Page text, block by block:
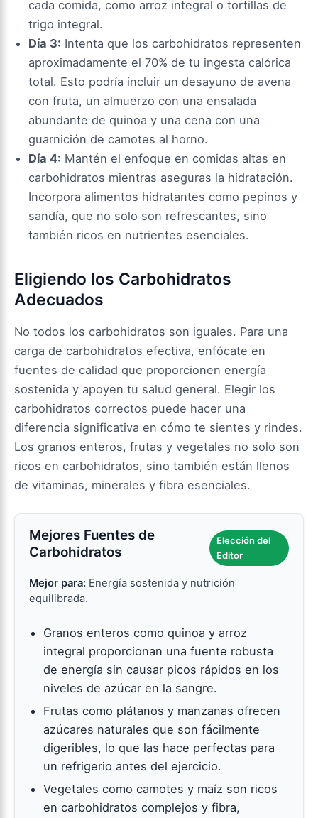
cada comida, como arroz integral o tortillas de
trigo integral.
Día 3: Intenta que los carbohidratos representen
aproximadamente el 70% de tu ingesta calórica
total. Esto podría incluir un desayuno de avena
con fruta, un almuerzo con una ensalada
abundante de quinoa y una cena con una
guarnición de camotes al horno.
Día 4: Mantén el enfoque en comidas altas en
carbohidratos mientras aseguras la hidratación.
Incorpora alimentos hidratantes como pepinos y
sandía, que no solo son refrescantes, sino
también ricos en nutrientes esenciales.
Eligiendo los Carbohidratos
Adecuados
No todos los carbohidratos son iguales. Para una
carga de carbohidratos efectiva, enfócate en
fuentes de calidad que proporcionen energía
sostenida y apoyen tu salud general. Elegir los
carbohidratos correctos puede hacer una
diferencia significativa en cómo te sientes y rindes.
Los granos enteros, frutas y vegetales no solo son
ricos en carbohidratos, sino también están llenos
de vitaminas, minerales y fibra esenciales.
Mejores Fuentes de
Carbohidratos
Elección del
Editor
Mejor para: Energía sostenida y nutrición
equilibrada.
Granos enteros como quinoa y arroz
integral proporcionan una fuente robusta
de energía sin causar picos rápidos en los
niveles de azúcar en la sangre.
Frutas como plátanos y manzanas ofrecen
azúcares naturales que son fácilmente
digeribles, lo que las hace perfectas para
un refrigerio antes del ejercicio.
Vegetales como camotes y maíz son ricos
en carbohidratos complejos y fibra,